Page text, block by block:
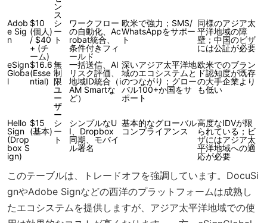
ン
ス
Adob
e Sig
n
$10
(個人)
/ $40
+ (チ
ーム)
シ
ー
ト
ワークフロー
の自動化、Ac
robat統合、
条件付きフィ
ールド
欧米で強力；SMS/
WhatsAppをサポー
ト
同様のアジア太
平洋地域の障
壁；中国のビザ
には公証が必要
eSign
Globa
l
$16.6
(Esse
ntial)
無
制
限
ユ
ー
ザ
ー
一括送信、AI
リスク評価、
地域ID統合（i
AM Smartな
ど）
深いアジア太平洋地
域のエコシステムと
のつながり；グロー
バル100+か国をサ
ポート
欧米でのブラン
ド認知度が既存
の大手企業より
も低い
Hello
Sign
(Drop
box S
ign)
$15
(基本)
シ
ー
ト
シンプルなU
I、Dropbox
同期、モバイ
ル署名
基本的なグローバル
コンプライアンス
高度なIDVが限
られている；ビ
ザにはアジア太
平洋地域への適
応が必要
このテーブルは、トレードオフを強調しています。DocuSi
gnやAdobe Signなどの西洋のプラットフォームは成熟し
たエコシステムを提供しますが、アジア太平洋地域での使